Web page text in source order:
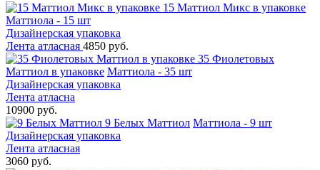
15 Маттиол Микс в упаковке
Маттиола - 15 шт
Дизайнерская упаковка
Лента атласная 4850 руб.
35 Фиолетовых
Маттиол в упаковке Маттиола - 35 шт
Дизайнерская упаковка
Лента атласна
10900 руб.
9 Белых Маттиол Маттиола - 9 шт
Дизайнерская упаковка
Лента атласная
3060 руб.